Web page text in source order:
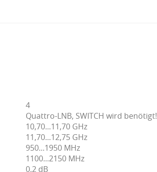
4
Quattro-LNB, SWITCH wird benötigt!
10,70...11,70 GHz
11,70...12,75 GHz
950...1950 MHz
1100...2150 MHz
0,2 dB